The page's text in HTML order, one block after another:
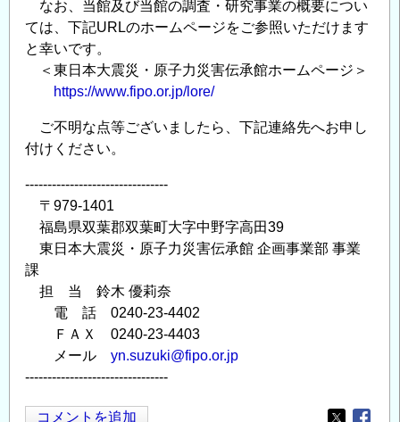
なお、当館及び当館の調査・研究事業の概要につい
ては、下記URLのホームページをご参照いただけます
と幸いです。
＜東日本大震災・原子力災害伝承館ホームページ＞
https://www.fipo.or.jp/lore/
ご不明な点等ございましたら、下記連絡先へお申し
付けください。
--------------------------------
〒979-1401
福島県双葉郡双葉町大字中野字高田39
東日本大震災・原子力災害伝承館 企画事業部 事業
課
担 当 鈴木 優莉奈
電 話 0240-23-4402
ＦＡＸ 0240-23-4403
メール yn.suzuki@fipo.or.jp
--------------------------------
コメントを追加